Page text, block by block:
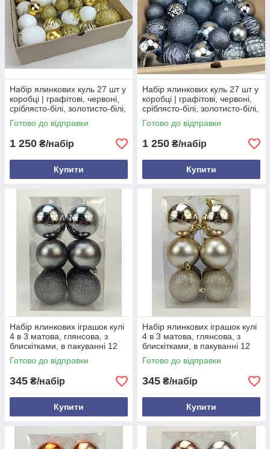
Набір ялинкових куль 27 шт у
коробці | графітові, червоні,
сріблясто-білі, золотисто-білі,
шампань | 6/8/10 см Золотий
та Білий
Готово до відправки
1 250 ₴/набір
Купити
Набір ялинкових куль 27 шт у
коробці | графітові, червоні,
сріблясто-білі, золотисто-білі,
шампань | 6/8/10 см
Готово до відправки
1 250 ₴/набір
Купити
Набір ялинкових іграшок кулі
4 в 3 матова, глянсова, з
блискітками, в пакуванні 12
штук, d 8 см, пластик Графіт
Готово до відправки
345 ₴/набір
Купити
Набір ялинкових іграшок кулі
4 в 3 матова, глянсова, з
блискітками, в пакуванні 12
штук, d 8 см, пластик Айворі
Готово до відправки
345 ₴/набір
Купити